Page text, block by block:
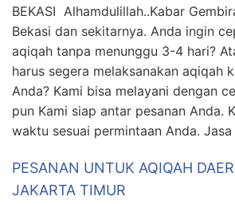
BEKASI Alhamdulillah..Kabar
Bekasi dan sekitarnya. Anda ingin
aqiqah tanpa menunggu 3-4 hari?
harus segera melaksanakan aqiqah
Anda? Kami bisa melayani dengan
pun Kami siap antar pesanan Anda.
waktu sesuai permintaan Anda.
PESANAN UNTUK AQIQAH
JAKARTA TIMUR